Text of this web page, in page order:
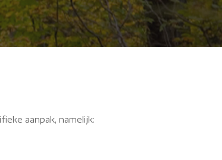
aanpak, namelijk: